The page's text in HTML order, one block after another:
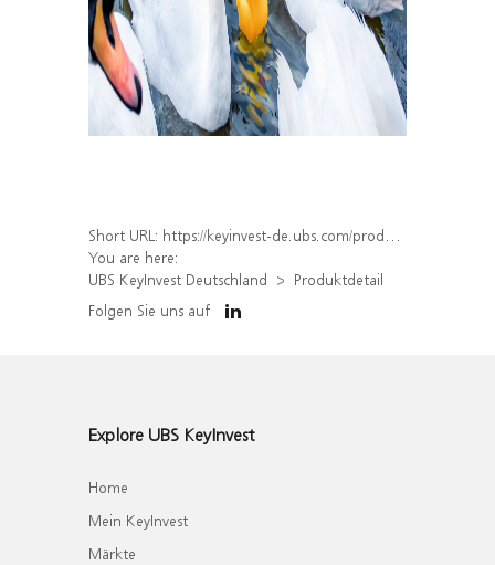
Short URL: https://keyinvest-de.ubs.com/produkt/detail/index/isin/DE000WA8LE02
You are here:
UBS KeyInvest Deutschland
Produktdetail
Folgen Sie uns auf
Explore UBS KeyInvest
Home
Mein KeyInvest
Märkte